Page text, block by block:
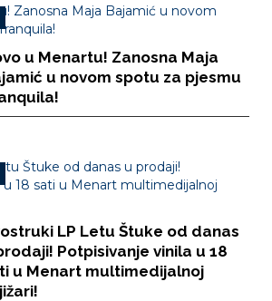
u Menartu! Zanosna Maja
u novom spotu za pjesmu
LP Letu Štuke od danas
Potpisivanje vinila u 18
u Menart multimedijalnoj